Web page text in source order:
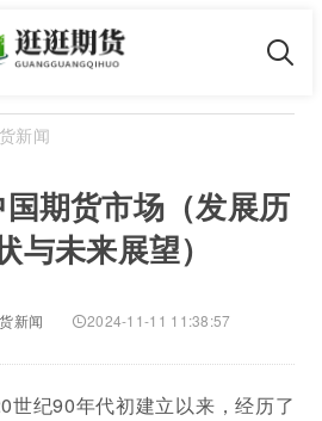
新闻
期货市场（发展历
与未来展望）
新闻 2024-11-11 11:38:57
世纪90年代初建立以来，经历了